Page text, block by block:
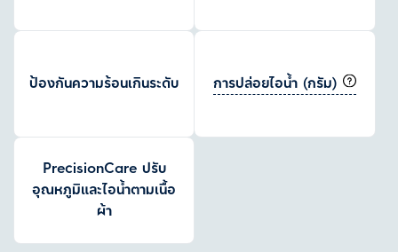
ป้องกันความร้อนเกินระดับ การปล่อยไอน้ำ (กรัม)
PrecisionCare ปรับ
อุณหภูมิและไอน้ำตามเนื้อ
ผ้า